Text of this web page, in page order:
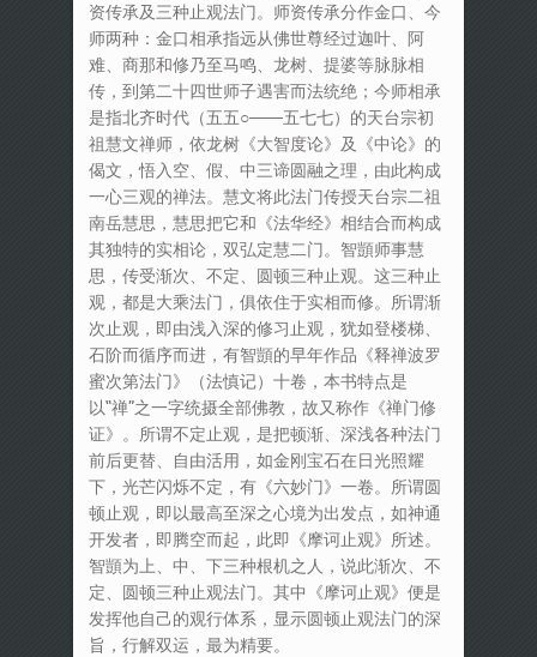
资传承及三种止观法门。师资传承分作金口、今
师两种：金口相承指远从佛世尊经过迦叶、阿
难、商那和修乃至马鸣、龙树、提婆等脉脉相
传，到第二十四世师子遇害而法统绝；今师相承
是指北齐时代（五五○——五七七）的天台宗初
祖慧文禅师，依龙树《大智度论》及《中论》的
偈文，悟入空、假、中三谛圆融之理，由此构成
一心三观的禅法。慧文将此法门传授天台宗二祖
南岳慧思，慧思把它和《法华经》相结合而构成
其独特的实相论，双弘定慧二门。智顗师事慧
思，传受渐次、不定、圆顿三种止观。这三种止
观，都是大乘法门，俱依住于实相而修。所谓渐
次止观，即由浅入深的修习止观，犹如登楼梯、
石阶而循序而进，有智顗的早年作品《释禅波罗
蜜次第法门》（法慎记）十卷，本书特点是
以“禅”之一字统摄全部佛教，故又称作《禅门修
证》。所谓不定止观，是把顿渐、深浅各种法门
前后更替、自由活用，如金刚宝石在日光照耀
下，光芒闪烁不定，有《六妙门》一卷。所谓圆
顿止观，即以最高至深之心境为出发点，如神通
开发者，即腾空而起，此即《摩诃止观》所述。
智顗为上、中、下三种根机之人，说此渐次、不
定、圆顿三种止观法门。其中《摩诃止观》便是
发挥他自己的观行体系，显示圆顿止观法门的深
旨，行解双运，最为精要。